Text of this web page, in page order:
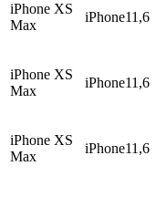
iPhone XS
Max
iPhone11,6
iPhone XS
Max
iPhone11,6
iPhone XS
Max
iPhone11,6